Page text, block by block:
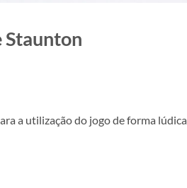
Staunton
a utilização do jogo de forma lúdica.